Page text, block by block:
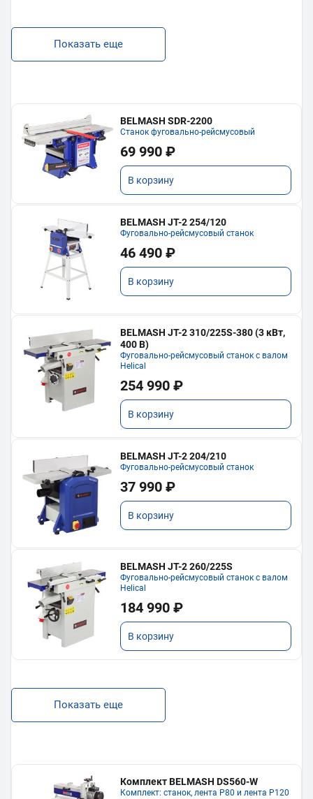
Показать еще
BELMASH SDR-2200
Станок фуговально-рейсмусовый
69 990 ₽
В корзину
BELMASH JT-2 254/120
Фуговально-рейсмусовый станок
46 490 ₽
В корзину
BELMASH JT-2 310/225S-380 (3 кВт,
400 В)
Фуговально-рейсмусовый станок с валом
Helical
254 990 ₽
В корзину
BELMASH JT-2 204/210
Фуговально-рейсмусовый станок
37 990 ₽
В корзину
BELMASH JT-2 260/225S
Фуговально-рейсмусовый станок с валом
Helical
184 990 ₽
В корзину
Показать еще
Комплект BELMASH DS560-W
Комплект: станок, лента P80 и лента P120